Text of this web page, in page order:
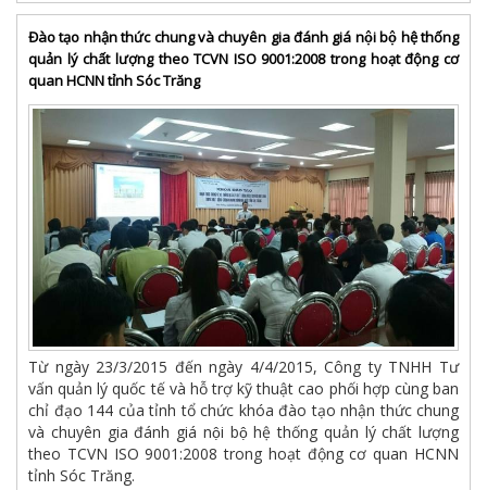
Đào tạo nhận thức chung và chuyên gia đánh giá nội bộ hệ thống
quản lý chất lượng theo TCVN ISO 9001:2008 trong hoạt động cơ
quan HCNN tỉnh Sóc Trăng
Từ ngày 23/3/2015 đến ngày 4/4/2015, Công ty TNHH Tư
vấn quản lý quốc tế và hỗ trợ kỹ thuật cao phối hợp cùng ban
chỉ đạo 144 của tỉnh tổ chức khóa đào tạo nhận thức chung
và chuyên gia đánh giá nội bộ hệ thống quản lý chất lượng
theo TCVN ISO 9001:2008 trong hoạt động cơ quan HCNN
tỉnh Sóc Trăng.